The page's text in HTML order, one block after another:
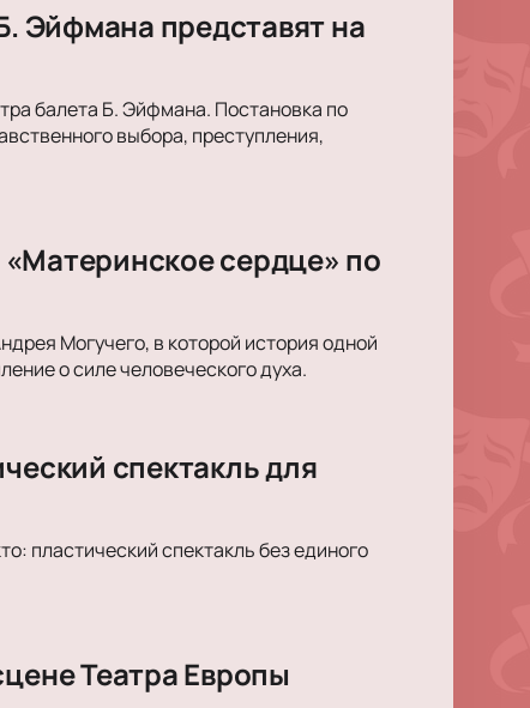
Эйфмана представят на
балета Б. Эйфмана. Постановка по
выбора, преступления,
«Материнское сердце» по
Могучего, в которой история одной
о силе человеческого духа.
спектакль для
пластический спектакль без единого
Театра Европы